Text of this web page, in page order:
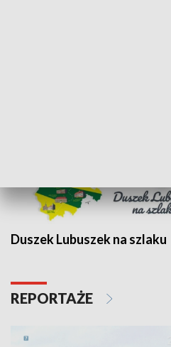
Duszek Lubuszek na szlaku
REPORTAŻE